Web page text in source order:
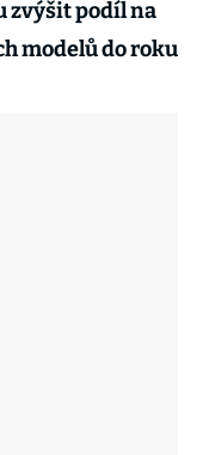
zvýšit podíl na
modelů do roku